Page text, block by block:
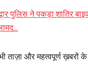
पुलिस ने पकड़ा शातिर
ताज़ा और महत्वपूर्ण ख़बरों